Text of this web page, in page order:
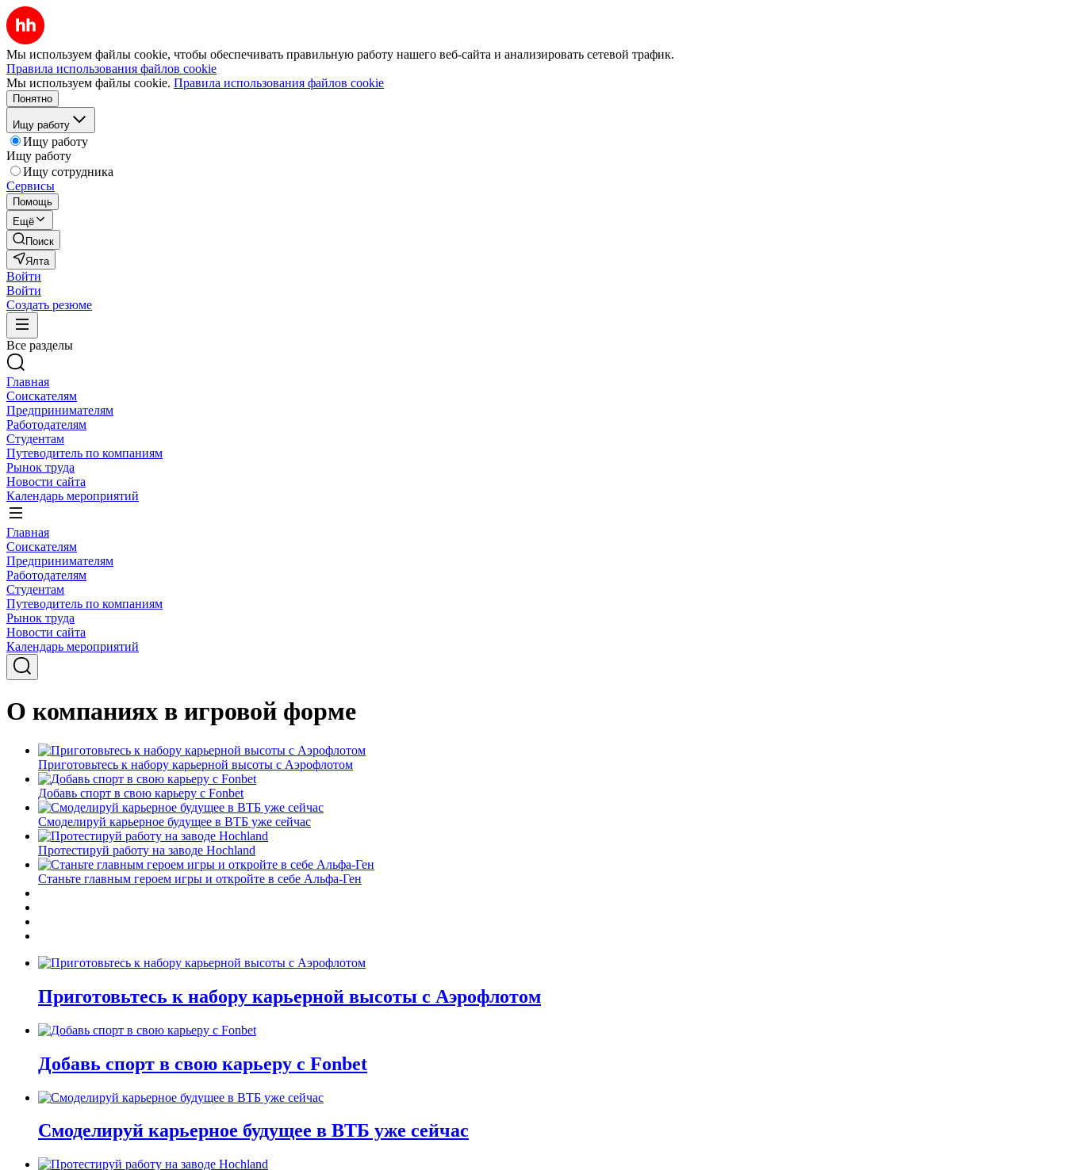
Мы используем файлы cookie, чтобы обеспечивать правильную работу нашего веб-сайта и анализировать сетевой трафик.
Правила использования файлов cookie
Мы используем файлы cookie. Правила использования файлов cookie
Понятно
Ищу работу
Ищу работу
Ищу работу
Ищу сотрудника
Сервисы
Помощь
Ещё
Поиск
Ялта
Войти
Войти
Создать резюме
Все разделы
Главная
Соискателям
Предпринимателям
Работодателям
Студентам
Путеводитель по компаниям
Рынок труда
Новости сайта
Календарь мероприятий
Главная
Соискателям
Предпринимателям
Работодателям
Студентам
Путеводитель по компаниям
Рынок труда
Новости сайта
Календарь мероприятий
О компаниях в игровой форме
Приготовьтесь к набору карьерной высоты с Аэрофлотом
Добавь спорт в свою карьеру с Fonbet
Смоделируй карьерное будущее в ВТБ уже сейчас
Протестируй работу на заводе Hochland
Станьте главным героем игры и откройте в себе Альфа-Ген
Приготовьтесь к набору карьерной высоты с Аэрофлотом
Добавь спорт в свою карьеру с Fonbet
Смоделируй карьерное будущее в ВТБ уже сейчас